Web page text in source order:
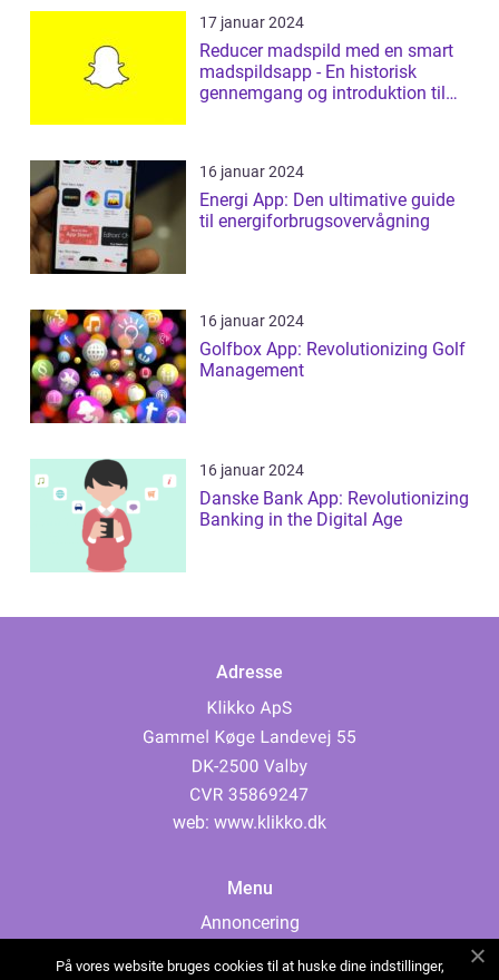
17 januar 2024
Reducer madspild med en smart
madspildsapp - En historisk
gennemgang og introduktion til
16 januar 2024
Energi App: Den ultimative guide
til energiforbrugsovervågning
16 januar 2024
Golfbox App: Revolutionizing Golf
Management
16 januar 2024
Danske Bank App: Revolutionizing
Banking in the Digital Age
Adresse
web: www.klikko.dk
Menu
Annoncering
På vores website bruges cookies til at huske dine indstillinger,